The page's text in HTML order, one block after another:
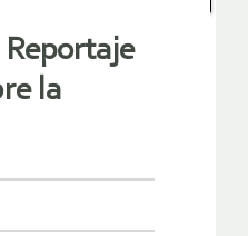
Reportaje
la